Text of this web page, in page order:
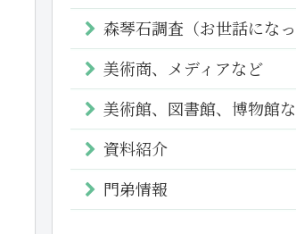
森琴石調査（お世話になっ
美術商、メディアなど
美術館、図書館、博物館
資料紹介
門弟情報